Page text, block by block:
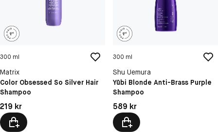
300 ml
Matrix
Color Obsessed So Silver Hair
Shampoo
Pris: 219 kr
219 kr
300 ml
Shu Uemura
Yūbi Blonde Anti-Brass Purple
Shampoo
Pris: 589 kr
589 kr